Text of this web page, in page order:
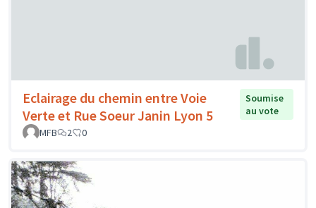
Eclairage du chemin entre Voie
Verte et Rue Soeur Janin Lyon 5
Soumise
au vote
MFB
2 0